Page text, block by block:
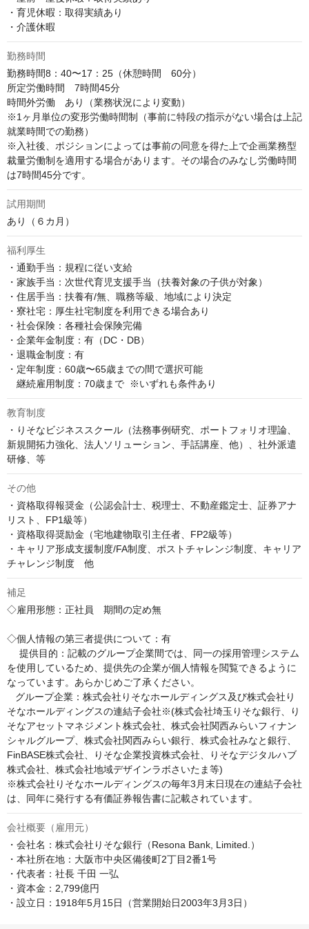
・育児休暇：取得実績あり
・介護休暇
勤務時間
勤務時間8：40〜17：25（休憩時間　60分）
所定労働時間　7時間45分
時間外労働　あり（業務状況により変動）
※1ヶ月単位の変形労働時間制（事前に特段の指示がない場合は上記
就業時間での勤務）
※入社後、ポジションによっては事前の同意を得た上で企画業務型
裁量労働制を適用する場合があります。その場合のみなし労働時間
は7時間45分です。
試用期間
あり（６カ月）
福利厚生
・通勤手当：規程に従い支給
・家族手当：次世代育児支援手当（扶養対象の子供が対象）
・住居手当：扶養有/無、職務等級、地域により決定
・寮社宅：厚生社宅制度を利用できる場合あり
・社会保険：各種社会保険完備
・企業年金制度：有（DC・DB）
・退職金制度：有
・定年制度：60歳〜65歳までの間で選択可能
継続雇用制度：70歳まで  ※いずれも条件あり
教育制度
・りそなビジネススクール（法務事例研究、ポートフォリオ理論、
新規開拓力強化、法人ソリューション、手話講座、他）、社外派遣
研修、等
その他
・資格取得報奨金（公認会計士、税理士、不動産鑑定士、証券アナ
リスト、FP1級等）
・資格取得奨励金（宅地建物取引主任者、FP2級等）
・キャリア形成支援制度/FA制度、ポストチャレンジ制度、キャリア
チャレンジ制度　他
補足
◇雇用形態：正社員　期間の定め無
◇個人情報の第三者提供について：有
提供目的：記載のグループ企業間では、同一の採用管理システム
を使用しているため、提供先の企業が個人情報を閲覧できるように
なっています。あらかじめご了承ください。
そなホールディングスの連結子会社※(株式会社埼玉りそな銀行、り
そなアセットマネジメント株式会社、株式会社関西みらいフィナン
シャルグループ、株式会社関西みらい銀行、株式会社みなと銀行、
FinBASE株式会社、りそな企業投資株式会社、りそなデジタルハブ
株式会社、株式会社地域デザインラボさいたま等)
※株式会社りそなホールディングスの毎年3月末日現在の連結子会社
は、同年に発行する有価証券報告書に記載されています。
会社概要（雇用元）
・会社名：株式会社りそな銀行（Resona Bank, Limited.）
・本社所在地：大阪市中央区備後町2丁目2番1号
・代表者：社長 千田 一弘
・資本金：2,799億円
・設立日：1918年5月15日（営業開始日2003年3月3日）